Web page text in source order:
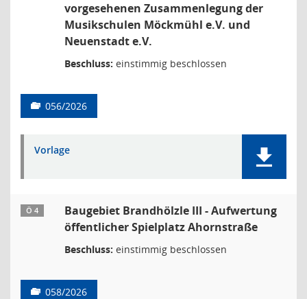
vorgesehenen Zusammenlegung der
Musikschulen Möckmühl e.V. und
Neuenstadt e.V.
Beschluss: einstimmig beschlossen
056/2026
Vorlage
Ö 4
Baugebiet Brandhölzle III - Aufwertung
öffentlicher Spielplatz Ahornstraße
Beschluss: einstimmig beschlossen
058/2026